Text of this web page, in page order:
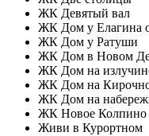
ЖК Девятый вал
ЖК Дом у Елагина
ЖК Дом у Ратуши
ЖК Дом в Новом
ЖК Дом на
ЖК Дом на
ЖК Дом на
ЖК Новое Колпино
Живи в Курортном